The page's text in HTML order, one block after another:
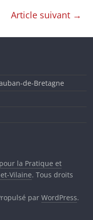
Article suivant →
de-Bretagne
la Pratique et
Vilaine. Tous droits
parWordPress.